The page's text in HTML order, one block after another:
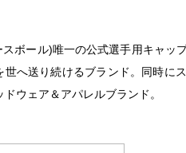
ボール)唯一の公式選手用キャッ
へ送り続けるブランド。同時に
ウェア＆アパレルブランド。